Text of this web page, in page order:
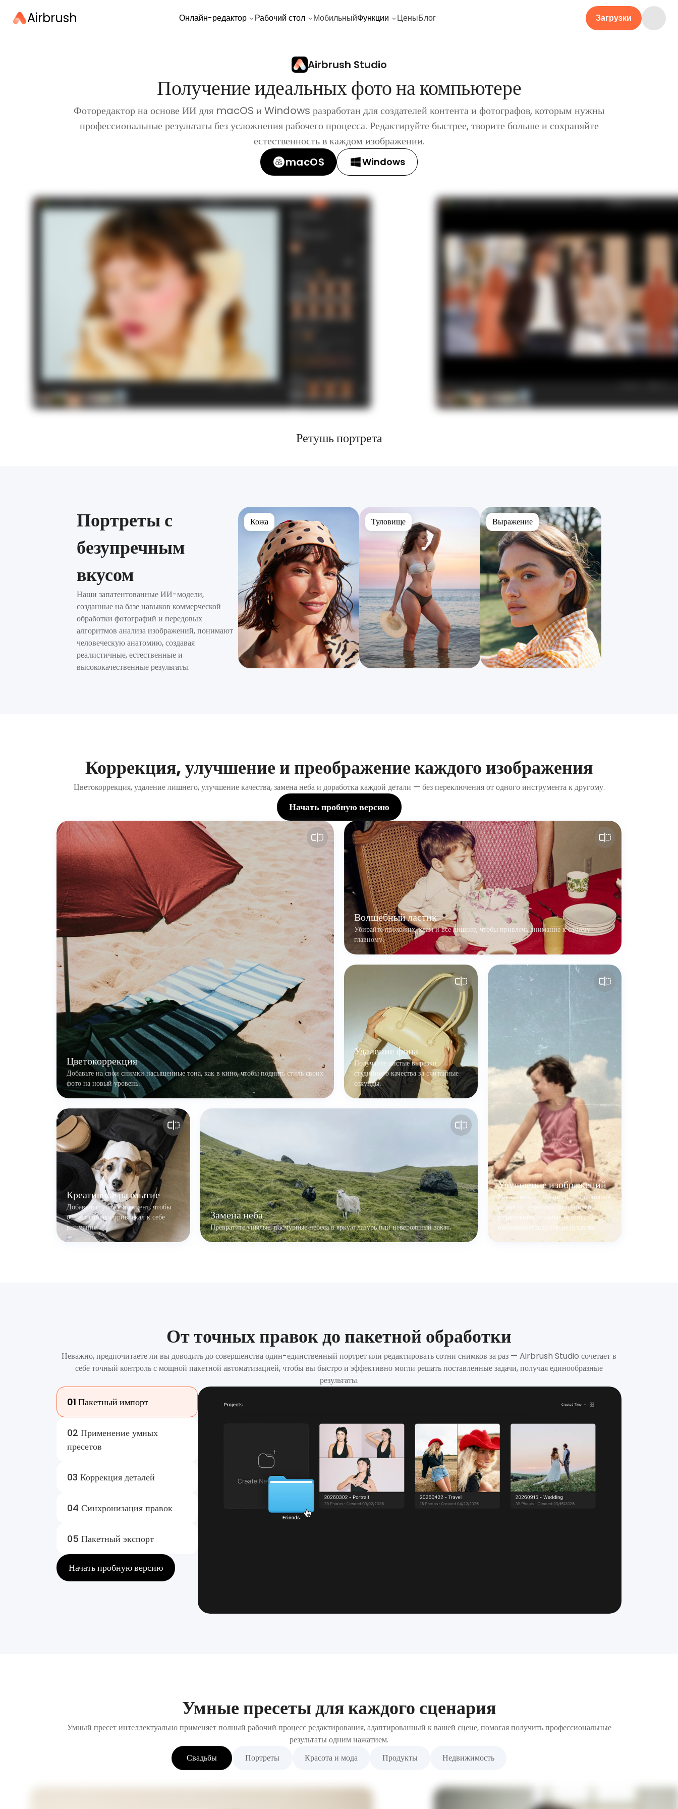
Airbrush Онлайн-редактор Рабочий стол МобильныйФункции ЦеныБлог Загрузки
Airbrush Studio
Получение идеальных фото на компьютере
Фоторедактор на основе ИИ для macOS и Windows разработан для создателей контента и фотографов, которым нужны
профессиональные результаты без усложнения рабочего процесса. Редактируйте быстрее, творите больше и сохраняйте
естественность в каждом изображении.
macOS
Windows
Ретушь портрета
Портреты с
безупречным
вкусом
Наши запатентованные ИИ-модели,
созданные на базе навыков коммерческой
обработки фотографий и передовых
алгоритмов анализа изображений, понимают
человеческую анатомию, создавая
реалистичные, естественные и
высококачественные результаты.
Кожа Туловище Выражение
Коррекция, улучшение и преображение каждого изображения
Цветокоррекция, удаление лишнего, улучшение качества, замена неба и доработка каждой детали — без переключения от одного инструмента к другому.
Начать пробную версию
Цветокоррекция
Добавьте на свои снимки насыщенные тона, как в кино, чтобы поднять стиль своих
фото на новый уровень.
Волшебный ластик
Убирайте прохожих, хлам и все лишнее, чтобы привлечь внимание к самому
главному.
Удаление фона
Получайте чистые вырезки
студийного качества за считанные
секунды.
Креативное размытие
Добавьте глубину и акцент, чтобы
объект снимка привлекал к себе
внимание.
Замена неба
Превратите унылые, пасмурные небеса в яркую лазурь или невероятный закат.
Улучшение изображений
Увеличивайте масштаб и повышайте
резкость размытых фото низкого
разрешения, получая четкие,
высококачественные результаты.
От точных правок до пакетной обработки
Неважно, предпочитаете ли вы доводить до совершенства один-единственный портрет или редактировать сотни снимков за раз — Airbrush Studio сочетает в
себе точный контроль с мощной пакетной автоматизацией, чтобы вы быстро и эффективно могли решать поставленные задачи, получая единообразные
результаты.
01 Пакетный импорт
02 Применение умных
пресетов
03 Коррекция деталей
04 Синхронизация правок
05 Пакетный экспорт
Начать пробную версию
Умные пресеты для каждого сценария
Умный пресет интеллектуально применяет полный рабочий процесс редактирования, адаптированный к вашей сцене, помогая получить профессиональные
результаты одним нажатием.
Свадьбы
Портреты Красота и мода Продукты Недвижимость